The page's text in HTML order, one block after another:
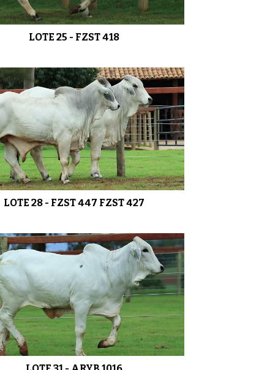
LOTE 25 - FZST 418
LOTE 28 - FZST 447 FZST 427